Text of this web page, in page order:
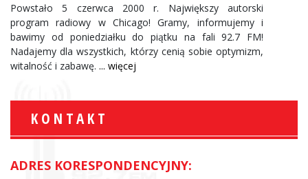
Powstało 5 czerwca 2000 r. Największy autorski
program radiowy w Chicago! Gramy, informujemy i
bawimy od poniedziałku do piątku na fali 92.7 FM!
Nadajemy dla wszystkich, którzy cenią sobie optymizm,
witalność i zabawę. ... więcej
KONTAKT
ADRES KORESPONDENCYJNY: